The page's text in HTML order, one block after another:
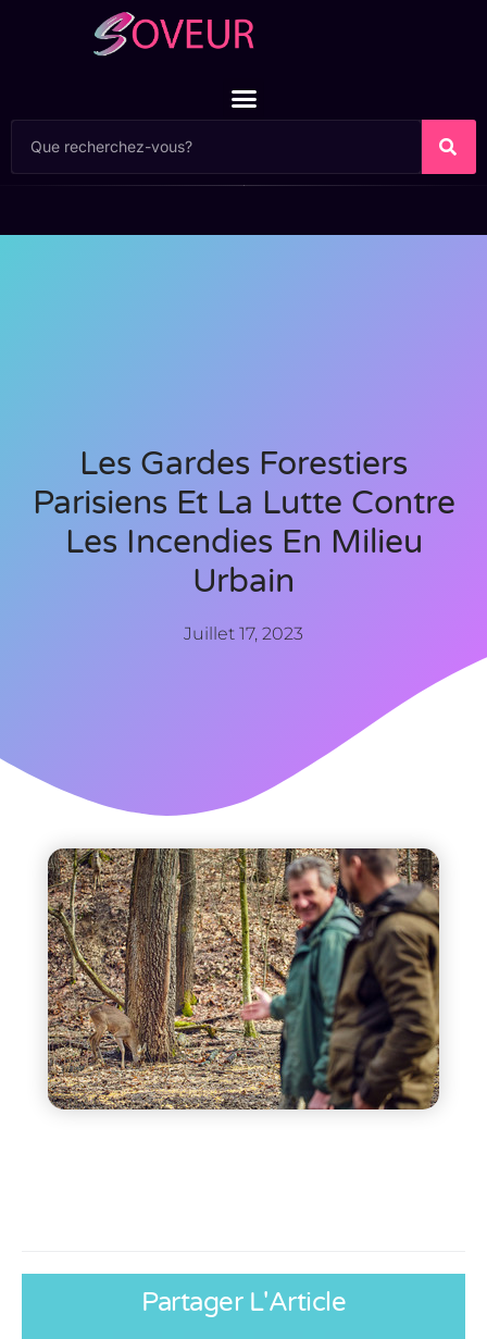
Les Gardes Forestiers
Parisiens Et La Lutte Contre
Les Incendies En Milieu
Urbain
Juillet 17, 2023
Partager L'Article